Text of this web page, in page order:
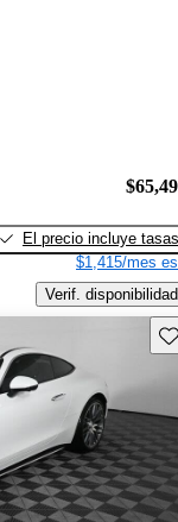
El precio incluye tasas
$1,415/mes
Verif. disponibilidad